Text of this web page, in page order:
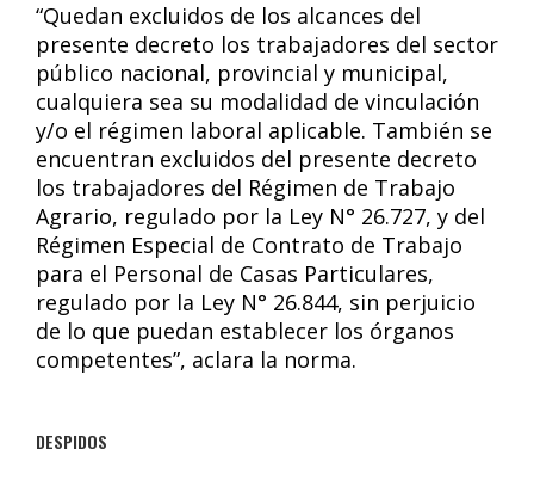
“Quedan excluidos de los alcances del
presente decreto los trabajadores del sector
público nacional, provincial y municipal,
cualquiera sea su modalidad de vinculación
y/o el régimen laboral aplicable. También se
encuentran excluidos del presente decreto
los trabajadores del Régimen de Trabajo
Agrario, regulado por la Ley N° 26.727, y del
Régimen Especial de Contrato de Trabajo
para el Personal de Casas Particulares,
regulado por la Ley N° 26.844, sin perjuicio
de lo que puedan establecer los órganos
competentes”, aclara la norma.
DESPIDOS